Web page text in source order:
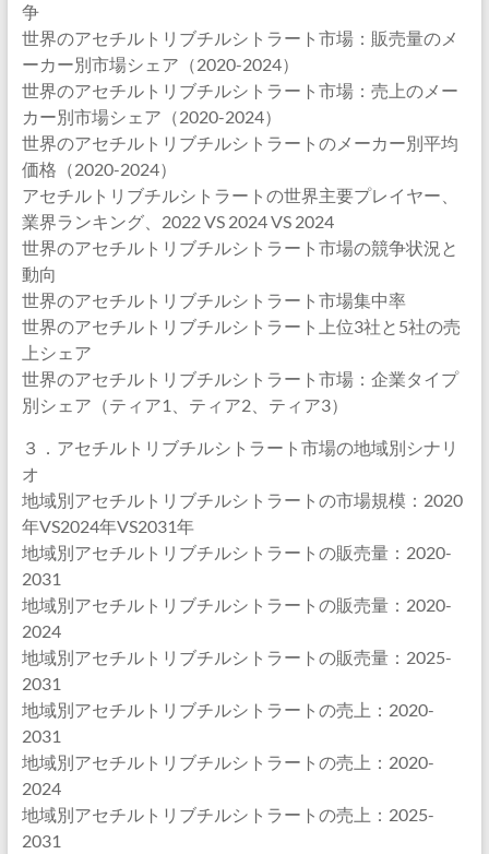
争
世界のアセチルトリブチルシトラート市場：販売量のメ
ーカー別市場シェア（2020-2024）
世界のアセチルトリブチルシトラート市場：売上のメー
カー別市場シェア（2020-2024）
世界のアセチルトリブチルシトラートのメーカー別平均
価格（2020-2024）
アセチルトリブチルシトラートの世界主要プレイヤー、
業界ランキング、2022 VS 2024 VS 2024
世界のアセチルトリブチルシトラート市場の競争状況と
動向
世界のアセチルトリブチルシトラート市場集中率
世界のアセチルトリブチルシトラート上位3社と5社の売
上シェア
世界のアセチルトリブチルシトラート市場：企業タイプ
別シェア（ティア1、ティア2、ティア3）
３．アセチルトリブチルシトラート市場の地域別シナリ
オ
地域別アセチルトリブチルシトラートの市場規模：2020
年VS2024年VS2031年
地域別アセチルトリブチルシトラートの販売量：2020-
2031
地域別アセチルトリブチルシトラートの販売量：2020-
2024
地域別アセチルトリブチルシトラートの販売量：2025-
2031
地域別アセチルトリブチルシトラートの売上：2020-
2031
地域別アセチルトリブチルシトラートの売上：2020-
2024
地域別アセチルトリブチルシトラートの売上：2025-
2031